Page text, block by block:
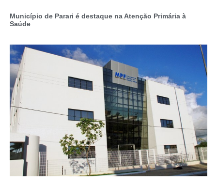
Município de Parari é destaque na Atenção Primária à
Saúde